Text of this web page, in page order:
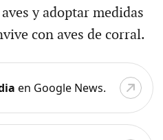
y adoptar medidas
con aves de corral.
en Google News.